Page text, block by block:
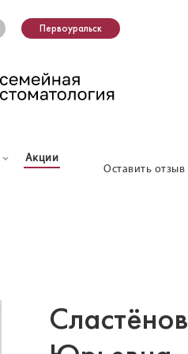
Первоуральск
Акции
Оставить отзыв